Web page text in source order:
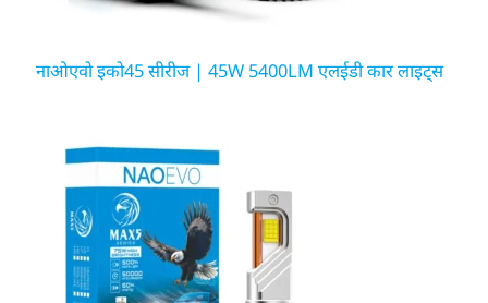
नाओएवो इको45 सीरीज | 45W 5400LM एलईडी कार लाइट्स